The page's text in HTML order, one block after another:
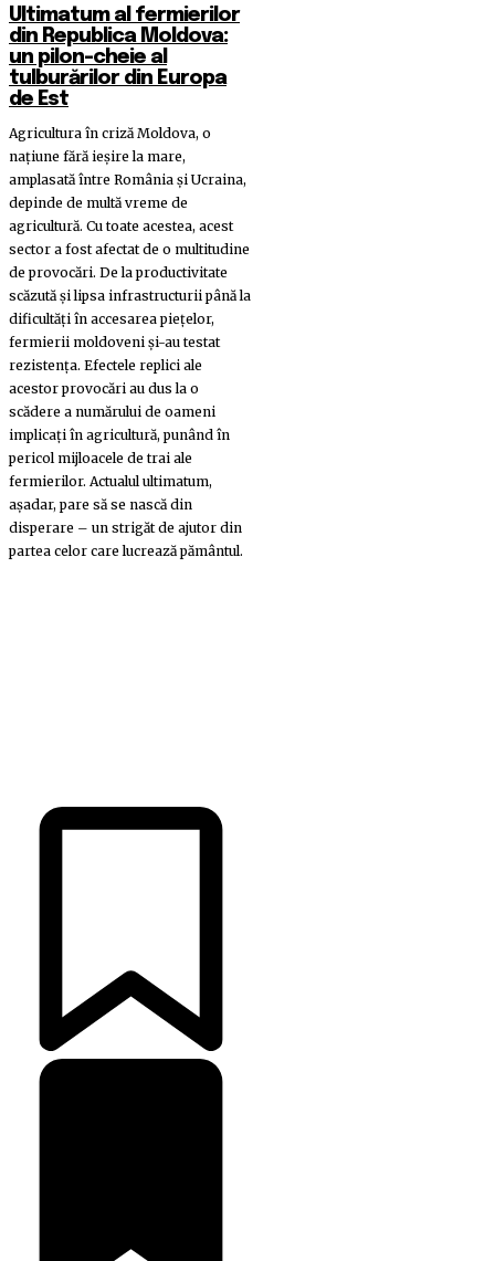
Ultimatum al fermierilor
din Republica Moldova:
un pilon-cheie al
tulburărilor din Europa
de Est
Agricultura în criză Moldova, o
națiune fără ieșire la mare,
amplasată între România și Ucraina,
depinde de multă vreme de
agricultură. Cu toate acestea, acest
sector a fost afectat de o multitudine
de provocări. De la productivitate
scăzută și lipsa infrastructurii până la
dificultăți în accesarea piețelor,
fermierii moldoveni și-au testat
rezistența. Efectele replici ale
acestor provocări au dus la o
scădere a numărului de oameni
implicați în agricultură, punând în
pericol mijloacele de trai ale
fermierilor. Actualul ultimatum,
așadar, pare să se nască din
disperare – un strigăt de ajutor din
partea celor care lucrează pământul.